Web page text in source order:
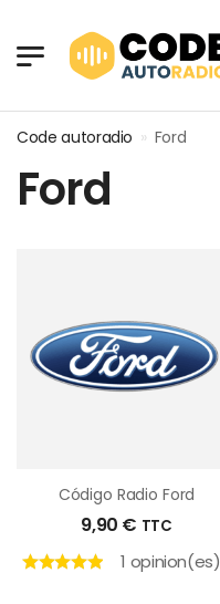
Code autoradio » Ford
Ford
Código Radio Ford
9,90 € TTC
1 opinion(es)